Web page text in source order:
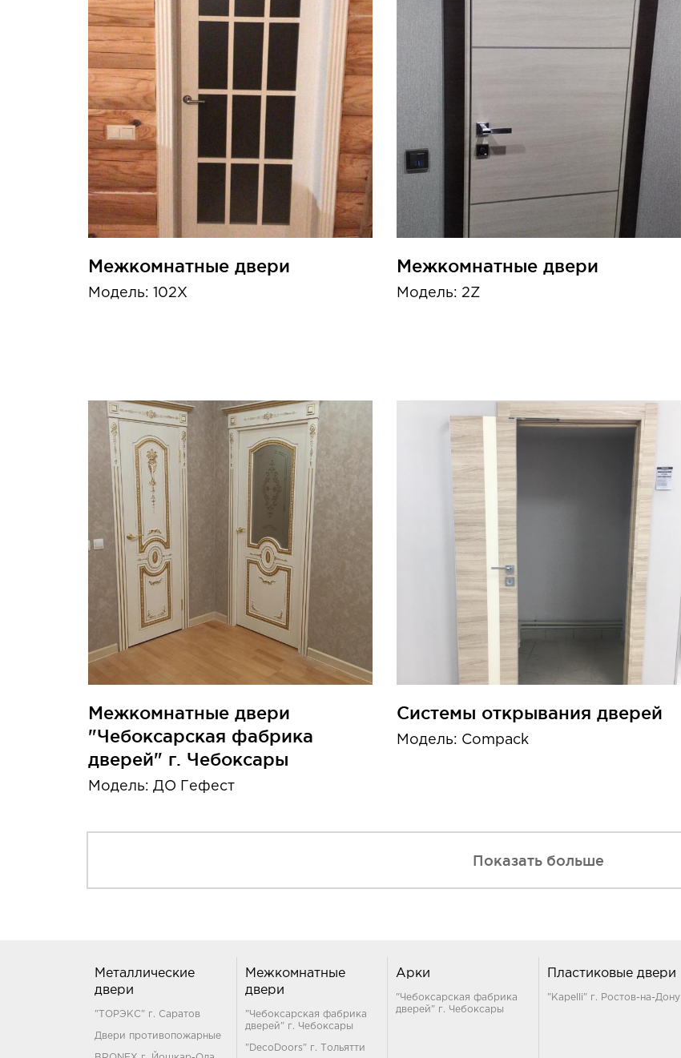
Межкомнатные двери
Модель: 102X
Межкомнатные двери
Модель: 2Z
Межкомнатные двери
"Чебоксарская фабрика
дверей" г. Чебоксары
Модель: ДО Гефест
Системы открывания дверей
Модель: Compack
Показать больше
Металлические
двери
"ТОРЭКС" г. Саратов
Двери противопожарные
Межкомнатные
двери
"Чебоксарская фабрика
дверей" г. Чебоксары
"DecoDoors" г. Тольятти
Арки
"Чебоксарская фабрика
дверей" г. Чебоксары
Пластиковые двери
"Kapelli" г. Ростов-на-Дону